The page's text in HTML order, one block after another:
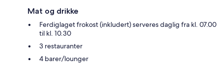
Mat og drikke
Ferdiglaget frokost (inkludert) serveres daglig fra kl. 07.00
til kl. 10.30
3 restauranter
4 barer/lounger